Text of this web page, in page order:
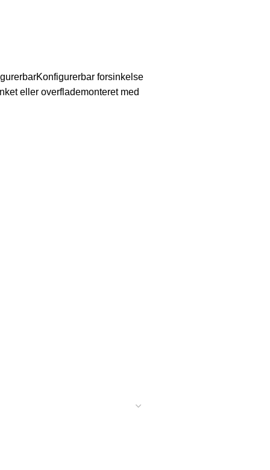
forsinkelse
eller overflademonteret med